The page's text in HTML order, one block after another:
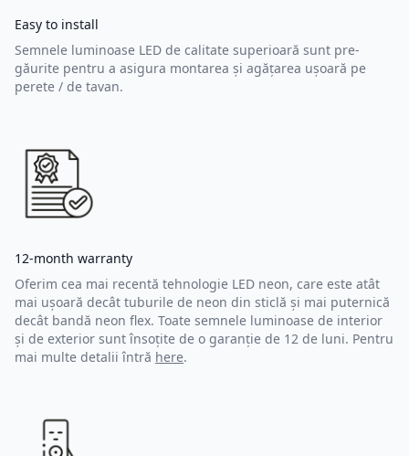
Easy to install
Semnele luminoase LED de calitate superioară sunt pre-
găurite pentru a asigura montarea și agățarea ușoară pe
perete / de tavan.
12-month warranty
Oferim cea mai recentă tehnologie LED neon, care este atât
mai ușoară decât tuburile de neon din sticlă și mai puternică
decât bandă neon flex. Toate semnele luminoase de interior
și de exterior sunt însoțite de o garanție de 12 de luni. Pentru
mai multe detalii întră here.